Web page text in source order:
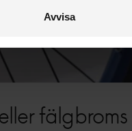
Avvisa
fälgbroms